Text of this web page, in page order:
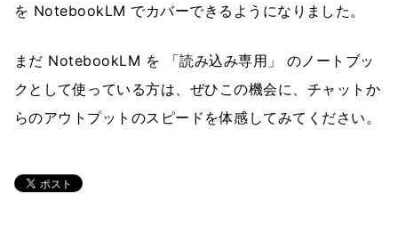
を NotebookLM でカバーできるようになりました。
まだ NotebookLM を 「読み込み専用」 のノートブッ
クとして使っている方は、ぜひこの機会に、チャットか
らのアウトプットのスピードを体感してみてください。